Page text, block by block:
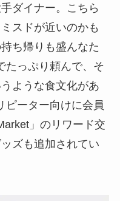
ダイナー。こちら
スドが近いのかも
ち帰りも盛んなた
たっぷり頼んで、そ
ような食文化があ
ピーター向けに会員
」のリワード交
ズも追加されてい